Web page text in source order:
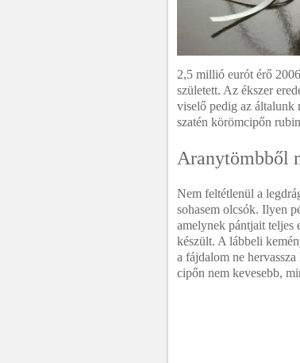
2,5 millió eurót érő
született. Az ékszer
viselő pedig az általunk
szatén körömcipőn
Aranytömbből
Nem feltétlenül a
sohasem olcsók. Ilyen
amelynek pántjait teljes
készült. A lábbeli
a fájdalom ne
cipőn nem kevesebb,